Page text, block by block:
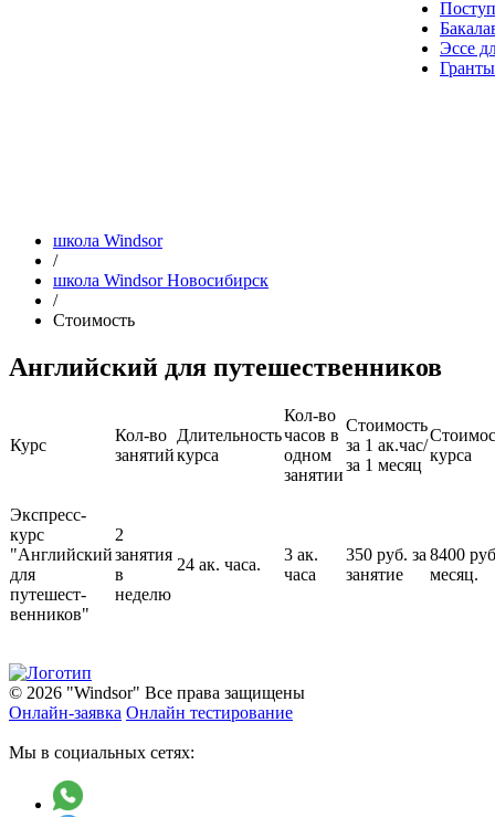
Эссе
школа Windsor
/
школа Windsor Новосибирск
/
Стоимость
Английский для путешественников
Курс
Кол-во
занятий
Длительность
курса
Кол-во
часов в
одном
занятии
Стоимость
за 1 ак.час/
за 1 месяц
курса
Экспресс-
курс
"Английский
для
путешест-
венников"
2
занятия
в
неделю
24 ак. часа.
3 ак.
часа
350 руб. за
занятие
8400
месяц.
© 2026 "Windsor" Все права защищены
Онлайн-заявка Онлайн тестирование
Мы в социальных сетях: